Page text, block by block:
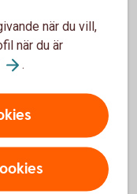
behov. Vilken
sparande. Läs
och kom igång.
när du vill,
när du är
.